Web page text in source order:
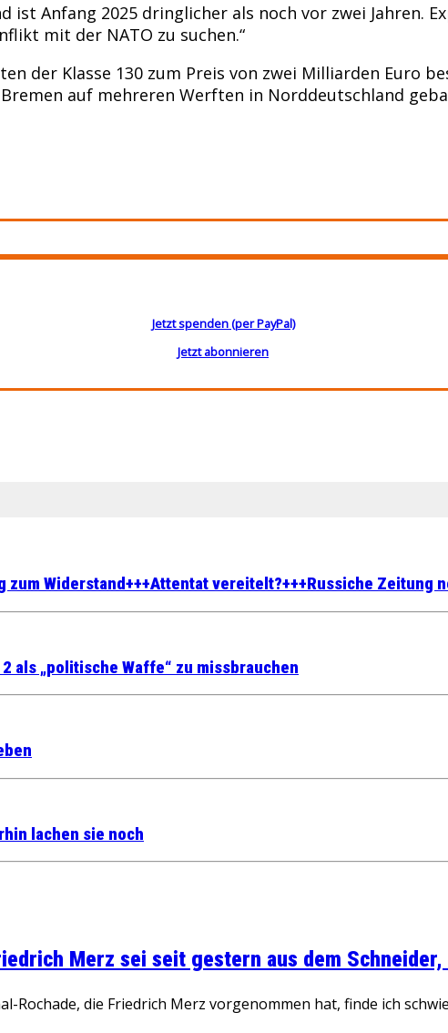
ist Anfang 2025 dringlicher als noch vor zwei Jahren.
mit der NATO zu suchen.“
der Klasse 130 zum Preis von zwei Milliarden Euro
auf mehreren Werften in Norddeutschland
Jetzt spenden (per PayPal)
Jetzt abonnieren
zum Widerstand+++Attentat vereitelt?+++Russiche Zeitung
als „politische Waffe“ zu missbrauchen
lachen sie noch
Merz sei seit gestern aus dem
Rochade, die Friedrich Merz vorgenommen hat, finde ich